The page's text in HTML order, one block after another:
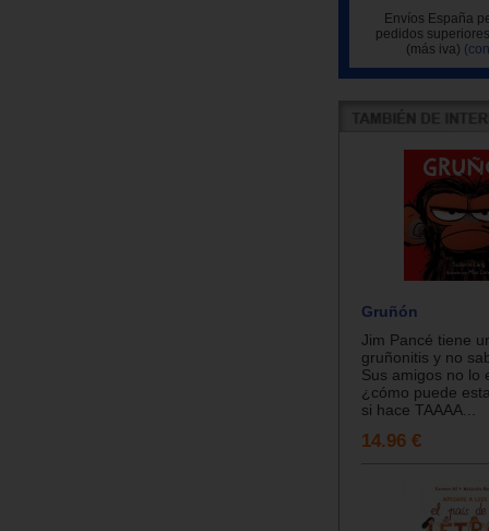
Envíos España
pedidos
(más iva)
Gruñón
Jim Pancé tiene
gruñonitis y no
Sus amigos no lo
¿cómo puede
si hace TAAAA...
14.96 €